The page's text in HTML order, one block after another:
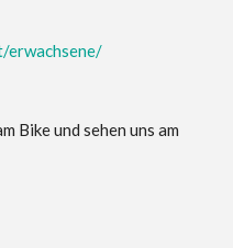
Bike und sehen uns am